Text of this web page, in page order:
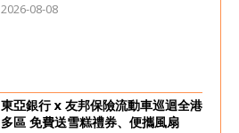
2026-08-08
東亞銀行 x 友邦保險流動車巡迴全港
多區 免費送雪糕禮券、便攜風扇